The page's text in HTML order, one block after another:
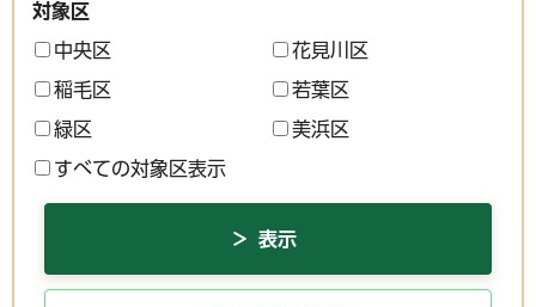
対象区
中央区 花見川区
稲毛区 若葉区
緑区 美浜区
すべての対象区表示